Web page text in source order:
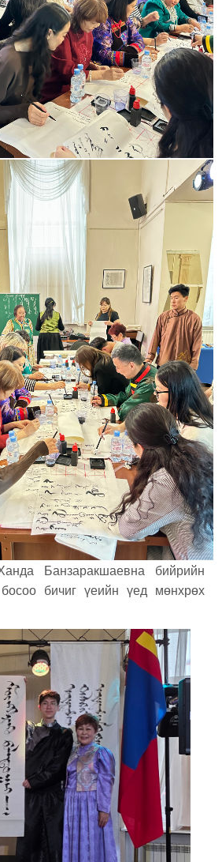
Банзаракшаевна бийрийн
бичиг үеийн үед мөнхрөх